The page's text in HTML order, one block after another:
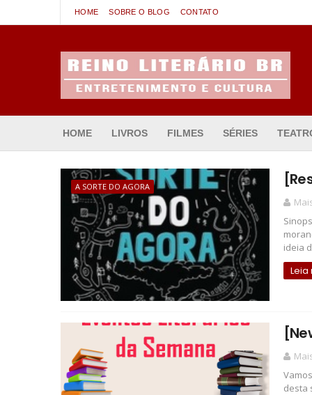
HOME SOBRE O BLOG CONTATO
HOME LIVROS FILMES SÉRIES
A SORTE DO AGORA
ideia
Leia
desta